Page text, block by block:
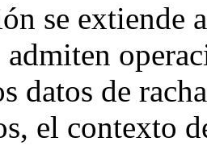
se extiende
admiten
datos de
el contexto